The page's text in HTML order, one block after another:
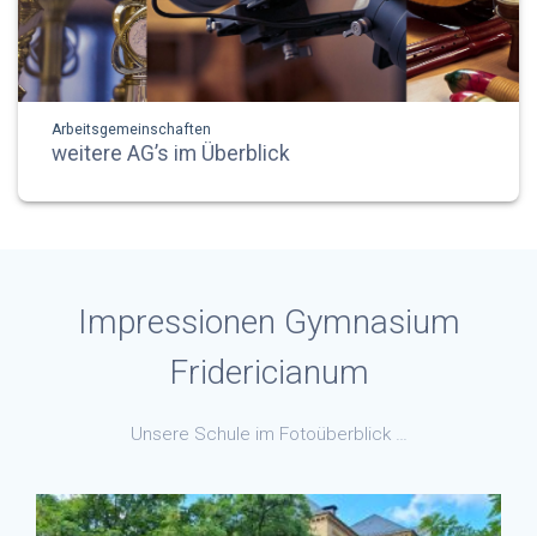
Arbeitsgemeinschaften
weitere AG’s im Überblick
Impressionen Gymnasium
Fridericianum
Unsere Schule im Fotoüberblick …